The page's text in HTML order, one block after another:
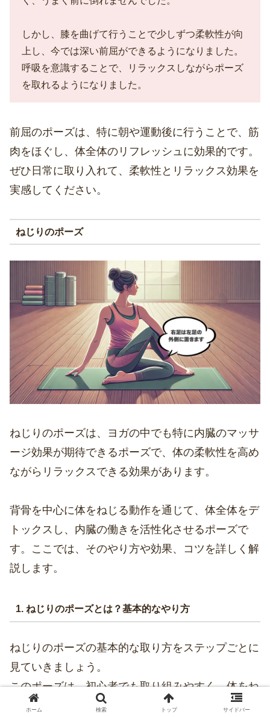
しかし、膝を曲げて行うことで少しずつ柔軟性が向
上し、今では深い前屈ができるようになりました。
呼吸を意識することで、リラックスしながらポーズ
を取れるようになりました。
前屈のポーズは、特に朝や運動後に行うことで、筋
肉をほぐし、体全体のリフレッシュに効果的です。
ぜひ日常に取り入れて、柔軟性とリラックス効果を
実感してください。
ねじりのポーズ
ねじりのポーズは、ヨガの中でも特に内臓のマッサ
ージ効果が期待できるポーズで、体の柔軟性を高め
ながらリラックスできる効果があります。
背骨を中心に体をねじる動作を通じて、体全体をデ
トックスし、内臓の働きを活性化させるポーズで
す。ここでは、そのやり方や効果、コツを詳しく解
説します。
1. ねじりのポーズとは？基本的なやり方
ねじりのポーズの基本的な取り方をステップごとに
見ていきましょう。
このポーズは、初心者でも取り組みやすく、体をね
じることでリフレッシュできる効果があります。
ホーム 検索 トップ サイドバー